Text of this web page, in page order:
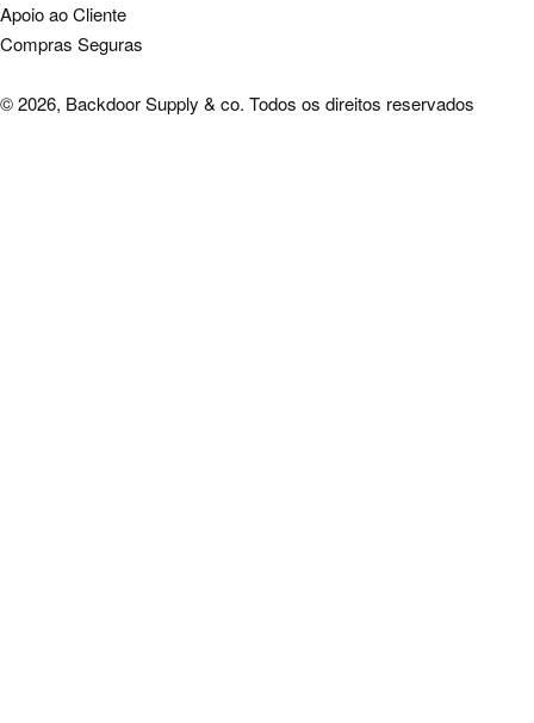
Apoio ao Cliente
Compras Seguras
© 2026, Backdoor Supply & co. Todos os direitos reservados